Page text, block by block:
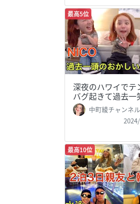
最高5位
深夜のハワイでテ
バグ起きて過去一
中町綾チャンネル
最高10位